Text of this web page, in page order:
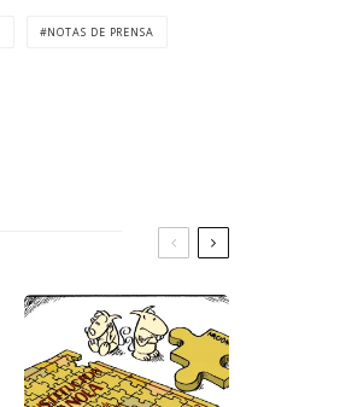
NOTAS DE PRENSA